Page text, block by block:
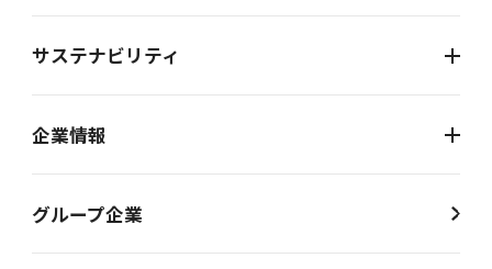
サステナビリティ
企業情報
グループ企業